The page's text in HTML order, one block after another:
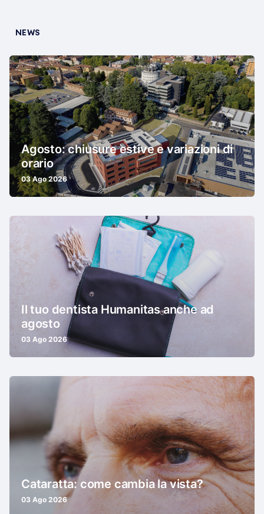
NEWS
Agosto: chiusure estive e variazioni di
orario
03 Ago 2026
Il tuo dentista Humanitas anche ad
agosto
03 Ago 2026
Cataratta: come cambia la vista?
03 Ago 2026